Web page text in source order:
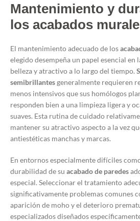
Mantenimiento y
los acabados
El mantenimiento adecuado de los
elegido desempeña un papel esencial en
belleza y atractivo a lo largo del tiempo.
semibrillantes generalmente requieren
menos intensivos que sus homólogos
responden bien a una limpieza ligera y
suaves. Esta rutina de cuidado
mantener su atractivo aspecto a la vez
antiestéticas manchas y marcas.
En entornos especialmente difíciles
durabilidad de su acabado de paredes
especial. Seleccionar el tratamiento
significativamente problemas comunes
aparición de moho y el deterioro
especializados diseñados